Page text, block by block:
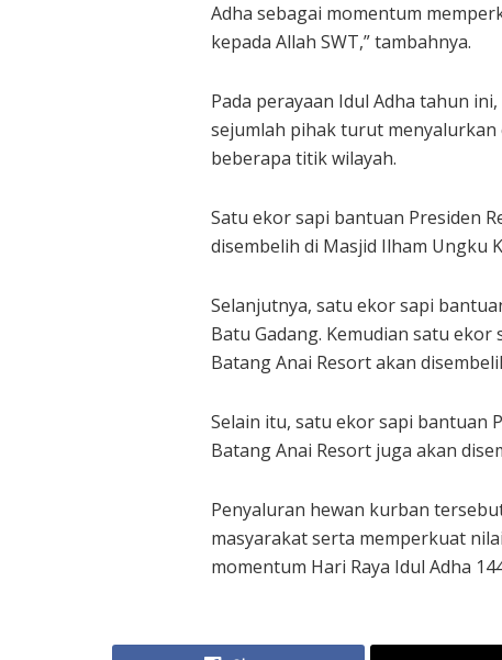
Adha sebagai momentum
kepada Allah SWT,” tambahnya.
Pada perayaan Idul Adha tahun
sejumlah pihak turut
beberapa titik wilayah.
Satu ekor sapi bantuan Presiden
disembelih di Masjid Ilham Ungku
Selanjutnya, satu ekor sapi
Batu Gadang. Kemudian satu
Batang Anai Resort akan
Selain itu, satu ekor sapi bantuan
Batang Anai Resort juga akan
Penyaluran hewan kurban
masyarakat serta memperkuat
momentum Hari Raya Idul Adha